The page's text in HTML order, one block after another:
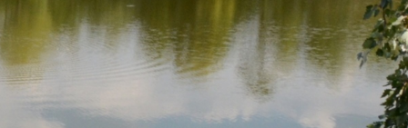
Elérhetőségek
Blog